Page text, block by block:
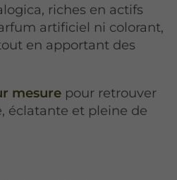
riches en actifs
artificiel ni colorant,
en apportant des
mesure pour retrouver
éclatante et pleine de